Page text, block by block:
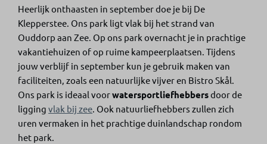
Heerlijk onthaasten in september doe je bij De
Klepperstee. Ons park ligt vlak bij het strand van
Ouddorp aan Zee. Op ons park overnacht je in prachtige
vakantiehuizen of op ruime kampeerplaatsen. Tijdens
jouw verblijf in september kun je gebruik maken van
faciliteiten, zoals een natuurlijke vijver en Bistro Skål.
Ons park is ideaal voorwatersportliefhebbersdoor de
liggingvlak bij zee. Ook natuurliefhebbers zullen zich
uren vermaken in het prachtige duinlandschap rondom
het park.